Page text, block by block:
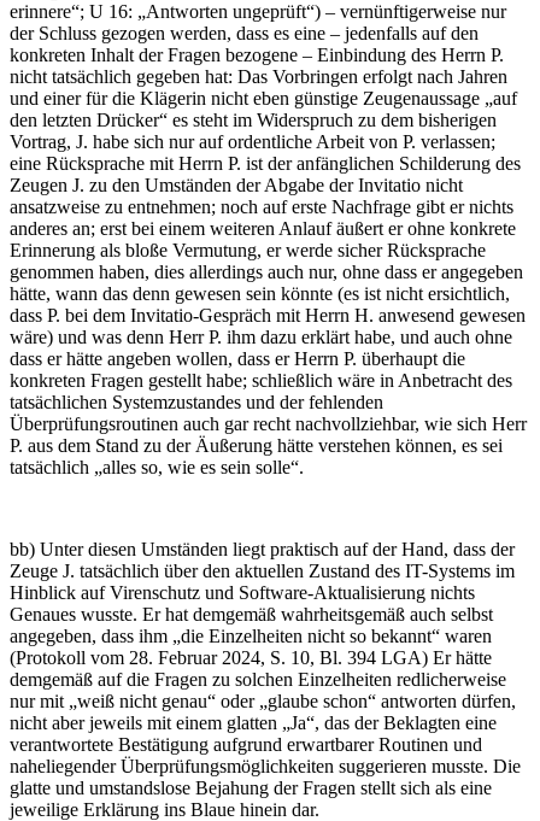
erinnere“; U 16: „Antworten ungeprüft“) – vernünftigerweise nur
der Schluss gezogen werden, dass es eine – jedenfalls auf den
konkreten Inhalt der Fragen bezogene – Einbindung des Herrn P.
nicht tatsächlich gegeben hat: Das Vorbringen erfolgt nach Jahren
und einer für die Klägerin nicht eben günstige Zeugenaussage „auf
den letzten Drücker“ es steht im Widerspruch zu dem bisherigen
Vortrag, J. habe sich nur auf ordentliche Arbeit von P. verlassen;
eine Rücksprache mit Herrn P. ist der anfänglichen Schilderung des
Zeugen J. zu den Umständen der Abgabe der Invitatio nicht
ansatzweise zu entnehmen; noch auf erste Nachfrage gibt er nichts
anderes an; erst bei einem weiteren Anlauf äußert er ohne konkrete
Erinnerung als bloße Vermutung, er werde sicher Rücksprache
genommen haben, dies allerdings auch nur, ohne dass er angegeben
hätte, wann das denn gewesen sein könnte (es ist nicht ersichtlich,
dass P. bei dem Invitatio-Gespräch mit Herrn H. anwesend gewesen
wäre) und was denn Herr P. ihm dazu erklärt habe, und auch ohne
dass er hätte angeben wollen, dass er Herrn P. überhaupt die
konkreten Fragen gestellt habe; schließlich wäre in Anbetracht des
tatsächlichen Systemzustandes und der fehlenden
Überprüfungsroutinen auch gar recht nachvollziehbar, wie sich Herr
P. aus dem Stand zu der Äußerung hätte verstehen können, es sei
tatsächlich „alles so, wie es sein solle“.
bb) Unter diesen Umständen liegt praktisch auf der Hand, dass der
Zeuge J. tatsächlich über den aktuellen Zustand des IT-Systems im
Hinblick auf Virenschutz und Software-Aktualisierung nichts
Genaues wusste. Er hat demgemäß wahrheitsgemäß auch selbst
angegeben, dass ihm „die Einzelheiten nicht so bekannt“ waren
(Protokoll vom 28. Februar 2024, S. 10, Bl. 394 LGA) Er hätte
demgemäß auf die Fragen zu solchen Einzelheiten redlicherweise
nur mit „weiß nicht genau“ oder „glaube schon“ antworten dürfen,
nicht aber jeweils mit einem glatten „Ja“, das der Beklagten eine
verantwortete Bestätigung aufgrund erwartbarer Routinen und
naheliegender Überprüfungsmöglichkeiten suggerieren musste. Die
glatte und umstandslose Bejahung der Fragen stellt sich als eine
jeweilige Erklärung ins Blaue hinein dar.